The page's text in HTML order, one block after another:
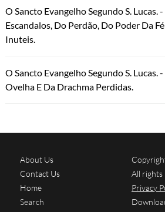
O Sancto Evangelho Segundo S. Lucas.
Escandalos, Do Perdão, Do Poder Da
Inuteis.
O Sancto Evangelho Segundo S. Lucas.
Ovelha E Da Drachma Perdidas.
About Us
Contact Us
Home
Search
All rights
Privacy